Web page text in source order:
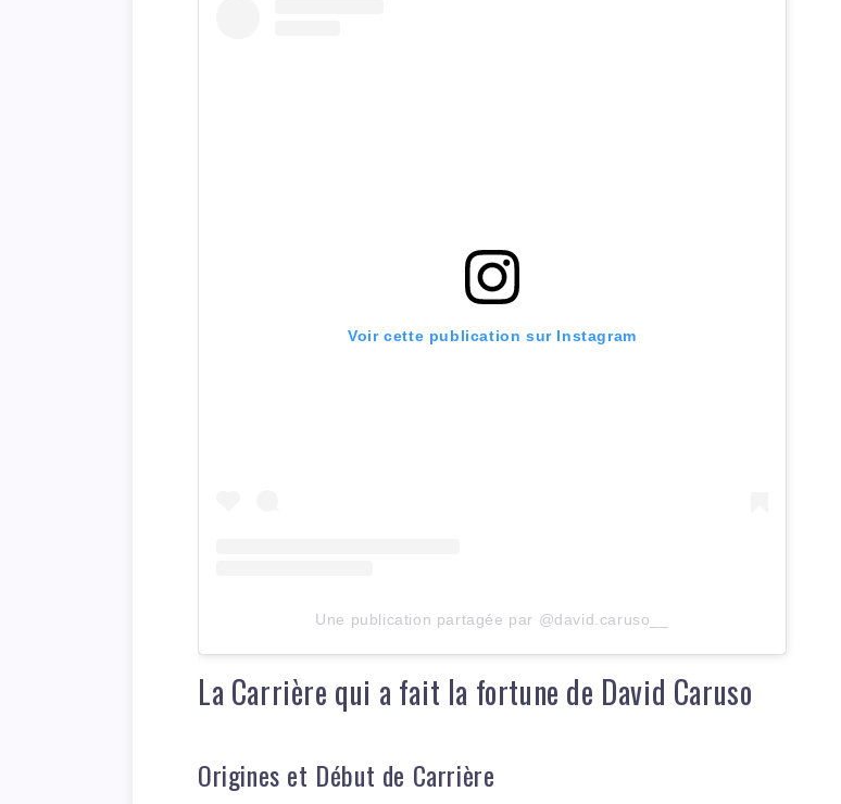
Voir cette publication sur Instagram
Une publication partagée par @david.caruso__
La Carrière qui a fait la fortune de David Caruso
Origines et Début de Carrière